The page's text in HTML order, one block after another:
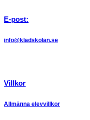
E-post:
info@kladskolan.se
Villkor
Allmänna elevvillkor